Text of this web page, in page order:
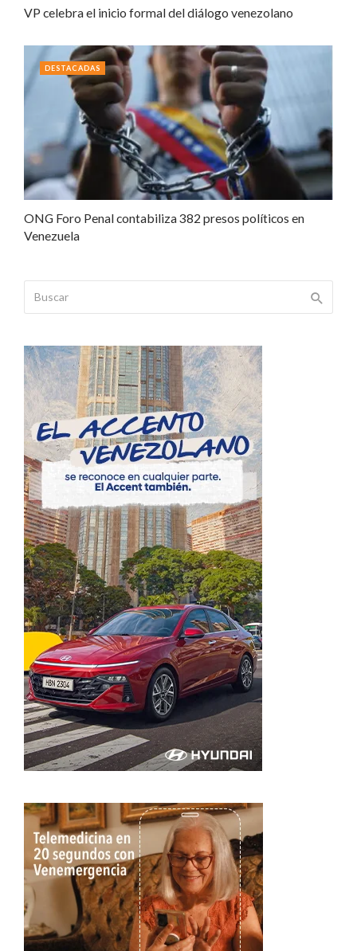
VP celebra el inicio formal del diálogo venezolano
ONG Foro Penal contabiliza 382 presos políticos en
Venezuela
DESTACADAS